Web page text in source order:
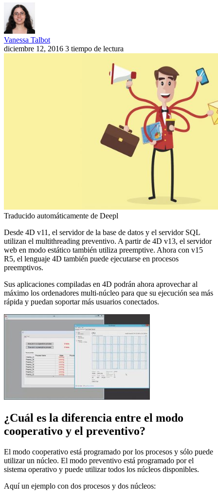
Vanessa Talbot
diciembre 12, 2016 3 tiempo de lectura
Traducido automáticamente de Deepl
Desde 4D v11, el servidor de la base de datos y el servidor SQL
utilizan el multithreading preventivo. A partir de 4D v13, el servidor
web en modo estático también utiliza preemptive. Ahora con v15
R5, el lenguaje 4D también puede ejecutarse en procesos
preemptivos.
Sus aplicaciones compiladas en 4D podrán ahora aprovechar al
máximo los ordenadores multi-núcleo para que su ejecución sea más
rápida y puedan soportar más usuarios conectados.
¿Cuál es la diferencia entre el modo
cooperativo y el preventivo?
El modo cooperativo está programado por los procesos y sólo puede
utilizar un núcleo. El modo preventivo está programado por el
sistema operativo y puede utilizar todos los núcleos disponibles.
Aquí un ejemplo con dos procesos y dos núcleos: